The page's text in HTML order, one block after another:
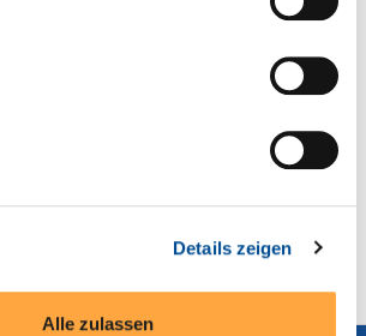
Details zeigen
Alle zulassen
85-264 VAC (85-305 VAC